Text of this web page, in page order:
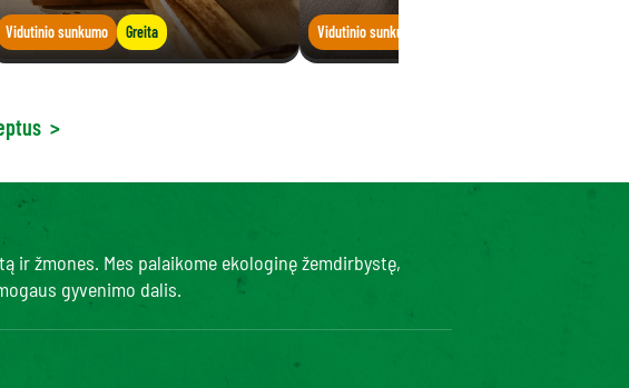
Vidutinio sunkumo Greita Vidutinio sunkumo
>
ir žmones. Mes palaikome ekologinę žemdirbystę,
gyvenimo dalis.